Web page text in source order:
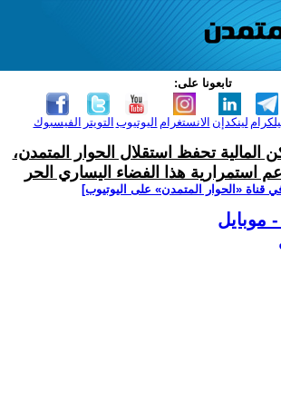
تابعونا على:
الفيسبوك التويتر اليوتيوب الانستغرام لينكدإن
المالية تحفظ استقلال الحوار المتمدن،
استمرارية هذا الفضاء اليساري الحر
قناة ‫«الحوار المتمدن» على اليوتيوب]
- موبايل